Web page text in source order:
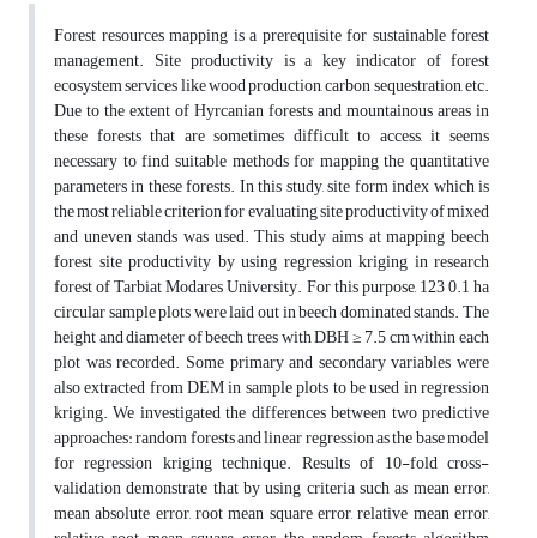
Forest resources mapping is a prerequisite for sustainable forest
management. Site productivity is a key indicator of forest
ecosystem services like wood production, carbon sequestration, etc.
Due to the extent of Hyrcanian forests and mountainous areas in
these forests that are sometimes difficult to access, it seems
necessary to find suitable methods for mapping the quantitative
parameters in these forests. In this study, site form index which is
the most reliable criterion for evaluating site productivity of mixed
and uneven stands was used. This study aims at mapping beech
forest site productivity by using regression kriging in research
forest of Tarbiat Modares University. For this purpose, 123 0.1 ha
circular sample plots were laid out in beech dominated stands. The
height and diameter of beech trees with DBH ≥ 7.5 cm within each
plot was recorded. Some primary and secondary variables were
also extracted from DEM in sample plots to be used in regression
kriging. We investigated the differences between two predictive
approaches: random forests and linear regression as the base model
for regression kriging technique. Results of 10-fold cross-
validation demonstrate that by using criteria such as mean error,
mean absolute error, root mean square error, relative mean error,